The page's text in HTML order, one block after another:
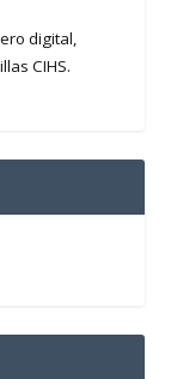
digital,
CIHS.